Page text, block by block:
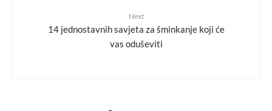
Next
14 jednostavnih savjeta za šminkanje koji će
vas oduševiti